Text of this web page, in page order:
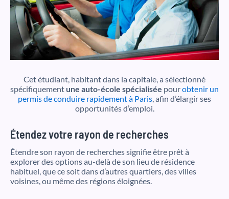
Cet étudiant, habitant dans la capitale, a sélectionné
spécifiquement une auto-école spécialisée pourobtenir un
permis de conduire rapidement à Paris , afin d’élargir ses
opportunités d’emploi.
Étendez votre rayon de recherches
Étendre son rayon de recherches signifie être prêt à
explorer des options au-delà de son lieu de résidence
habituel, que ce soit dans d’autres quartiers, des villes
voisines, ou même des régions éloignées.